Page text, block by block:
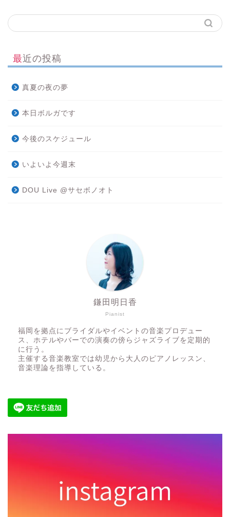
最近の投稿
真夏の夜の夢
本日ボルガです
今後のスケジュール
いよいよ今週末
DOU Live @サセボノオト
Pianist
鎌田明日香
福岡を拠点にブライダルやイベントの音楽プロデュー
ス、ホテルやバーでの演奏の傍らジャズライブを定期的
に行う。
主催する音楽教室では幼児から大人のピアノレッスン、
音楽理論を指導している。